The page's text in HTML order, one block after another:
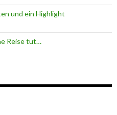
und ein Highlight
Reise tut…